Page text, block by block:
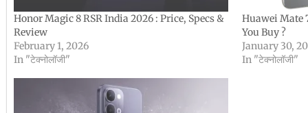
Honor Magic 8 RSR India 2026 : Price, Specs &
Review
February 1, 2026
In "टेक्नोलॉजी"
Huawei Mate
You Buy ?
January 30,
In "टेक्नोलॉजी"